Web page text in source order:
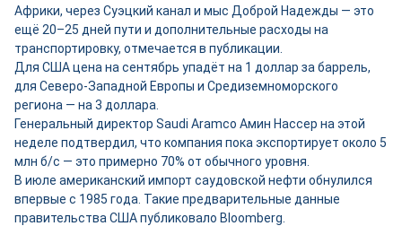
Африки, через Суэцкий канал и мыс Доброй Надежды — это
ещё 20–25 дней пути и дополнительные расходы на
транспортировку, отмечается в публикации.
Для США цена на сентябрь упадёт на 1 доллар за баррель,
для Северо-Западной Европы и Средиземноморского
региона — на 3 доллара.
Генеральный директор Saudi Aramco Амин Нассер на этой
неделе подтвердил, что компания пока экспортирует около 5
млн б/с — это примерно 70% от обычного уровня.
В июле американский импорт саудовской нефти обнулился
впервые с 1985 года. Такие предварительные данные
правительства США публиковало Bloomberg.